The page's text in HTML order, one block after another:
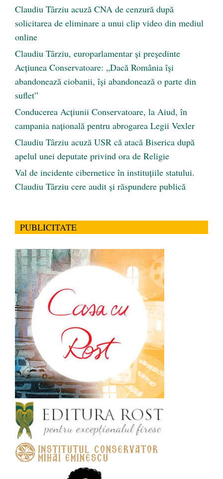
Claudiu Târziu acuză CNA de cenzură după
solicitarea de eliminare a unui clip video din mediul
online
Claudiu Târziu, europarlamentar și președinte
Acțiunea Conservatoare: „Dacă România își
abandonează ciobanii, își abandonează o parte din
suflet”
Conducerea Acțiunii Conservatoare, la Aiud, în
campania națională pentru abrogarea Legii Vexler
Claudiu Târziu acuză USR că atacă Biserica după
apelul unei deputate privind ora de Religie
Val de incidente cibernetice în instituțiile statului.
Claudiu Târziu cere audit și răspundere publică
PUBLICITATE